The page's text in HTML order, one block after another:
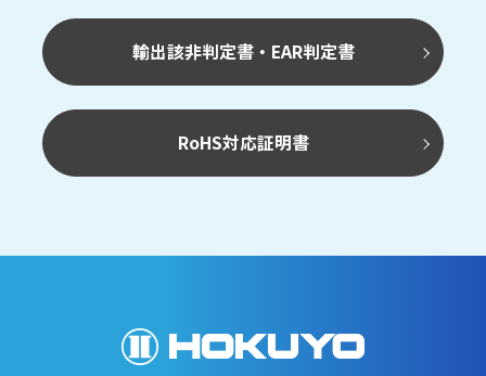
輸出該非判定書・EAR判定書
RoHS対応証明書